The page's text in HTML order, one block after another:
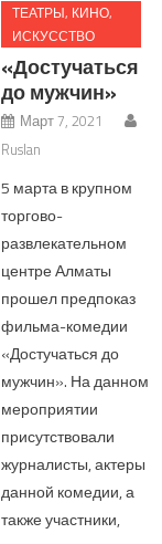
ТЕАТРЫ, КИНО,
ИСКУССТВО
«Достучаться
до мужчин»
Март 7, 2021
Ruslan
5 марта в крупном
торгово-
развлекательном
центре Алматы
прошел предпоказ
фильма-комедии
«Достучаться до
мужчин». На данном
мероприятии
присутствовали
журналисты, актеры
данной комедии, а
также участники,